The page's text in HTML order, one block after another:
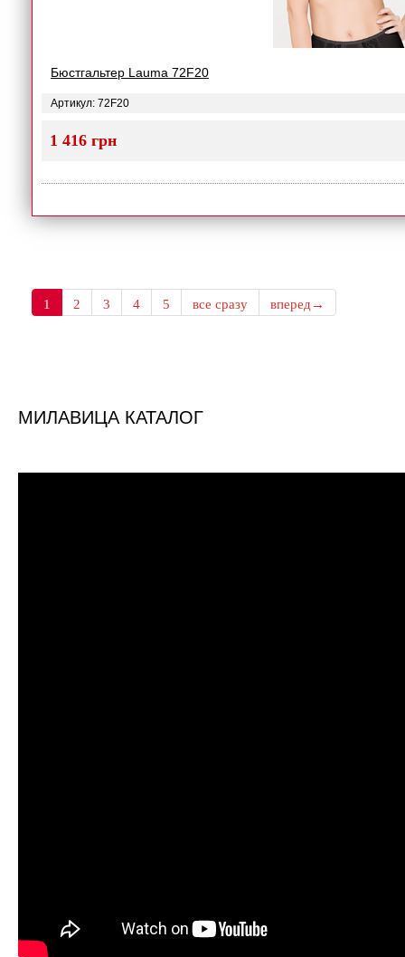
Бюстгальтер Lauma 72F20
Артикул: 72F20
1 416 грн
1 2 3 4 5 все сразу вперед→
МИЛАВИЦА КАТАЛОГ